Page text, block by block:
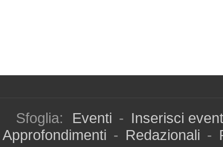
Sfoglia: Eventi - Inserisci
Approfondimenti - Redazionali -